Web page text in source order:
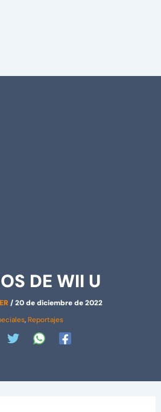
DE WII U
/20 de diciembre de 2022
, Reportajes